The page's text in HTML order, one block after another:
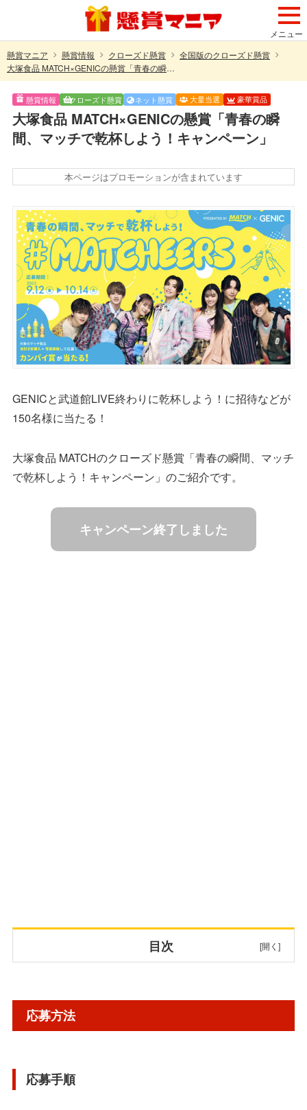
メニュー
懸賞マニア
懸賞情報 クローズド懸賞
全国版のクローズド懸賞
大塚食品 MATCH×GENICの懸賞「青春の瞬間、マッチで乾杯しよう！キャンペーン」
懸賞情報 クローズド懸賞 ネット懸賞 大量当選 豪華賞品
大塚食品 MATCH×GENICの懸賞「青春の瞬
間、マッチで乾杯しよう！キャンペーン」
本ページはプロモーションが含まれています
GENICと武道館LIVE終わりに乾杯しよう！に招待などが
150名様に当たる！
大塚食品 MATCHのクローズド懸賞「青春の瞬間、マッチ
で乾杯しよう！キャンペーン」のご紹介です。
キャンペーン終了しました
目次
応募手順
応募方法
応募手順